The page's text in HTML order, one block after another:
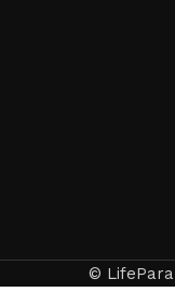
©